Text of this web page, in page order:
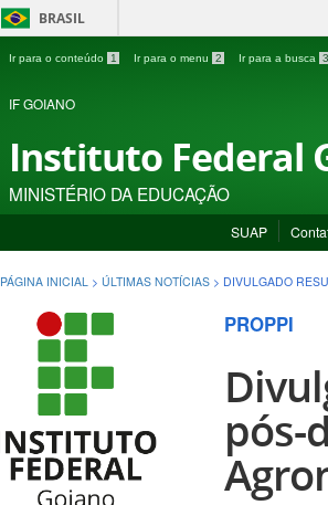
BRASIL
Ir para o conteúdo 1 Ir para o menu 2 Ir para a busca 3
IF GOIANO
Instituto Federal
MINISTÉRIO DA EDUCAÇÃO
SUAP
PÁGINA INICIAL > ÚLTIMAS NOTÍCIAS > DIVULGADO
PROPPI
pós-